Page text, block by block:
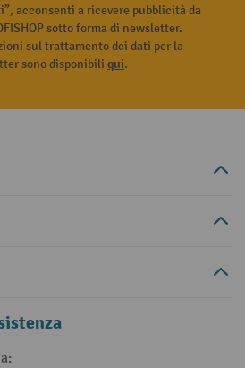
acconsenti a ricevere pubblicità da
sotto forma di newsletter.
sul trattamento dei dati per la
sono disponibili qui.